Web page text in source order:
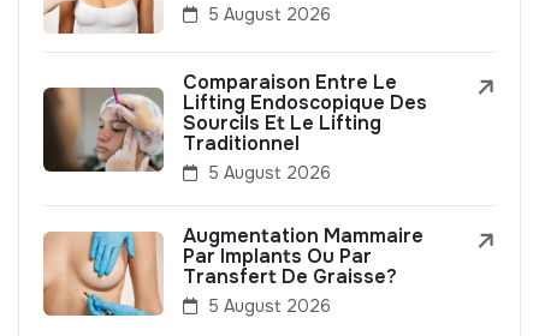
5 August 2026
Comparaison Entre Le
Lifting Endoscopique Des
Sourcils Et Le Lifting
Traditionnel
5 August 2026
Augmentation Mammaire
Par Implants Ou Par
Transfert De Graisse?
5 August 2026